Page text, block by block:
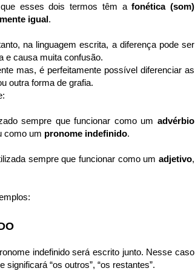
esses dois termos têm afonética (som)
igual.
na linguagem escrita, a diferença pode ser
e causa muita confusão.
mas, é perfeitamente possível diferenciar as
outra forma de grafia.
sempre que funcionar como umadvérbio
como um pronome indefinido.
sempre que funcionar como umadjetivo,
indefinido será escrito junto. Nesse caso
“os outros”, “os restantes”.